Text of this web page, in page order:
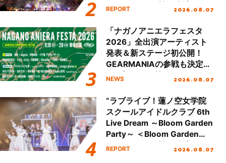
Party Stage／埼玉公演＞”
REPORT 2026.08.07
「ナガノアニエラフェスタ
2026」全出演アーティスト
発表＆新ステージ初公開！
GEARMANIAの参戦も決定
し、初となる第3ステージの
NEWS 2026.08.07
“ラブライブ！蓮ノ空女学院
スクールアイドルクラブ 6th
Live Dream ～Bloom Garden
Party～ ＜Bloom Garden
Party Stage／埼玉公演＞”
REPORT 2026.08.07